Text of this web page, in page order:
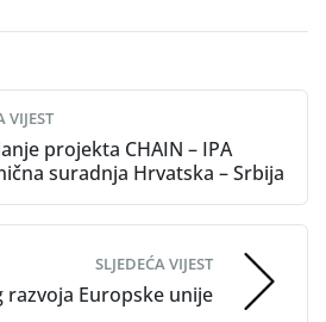
VIJEST
projekta CHAIN – IPA
suradnja Hrvatska – Srbija
SLJEDEĆA VIJEST
razvoja Europske unije